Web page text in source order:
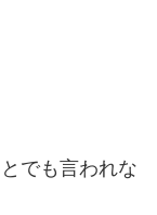
でも言われな